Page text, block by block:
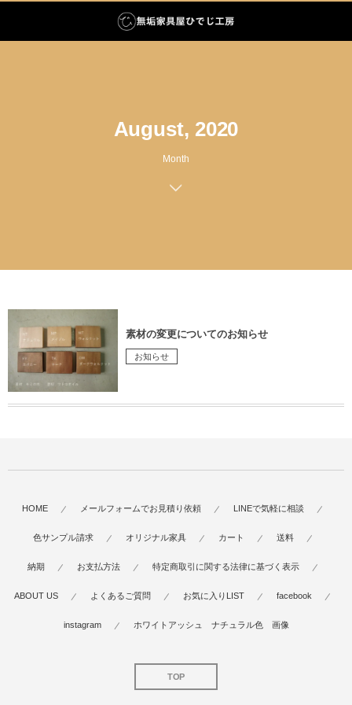
August, 2020
Month
素材の変更についてのお知らせ
お知らせ
HOME メールフォームでお見積り依頼 LINEで気軽に相談
色サンプル請求 オリジナル家具 カート 送料
納期 お支払方法 特定商取引に関する法律に基づく表示
ABOUT US よくあるご質問 お気に入りLIST facebook
instagram ホワイトアッシュ ナチュラル色 画像
TOP